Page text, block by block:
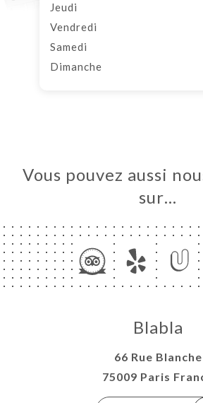
Jeudi
Vendredi
Samedi
Dimanche
Vous pouvez aussi
sur…
Blabla
66 Rue Blanche
75009 Paris